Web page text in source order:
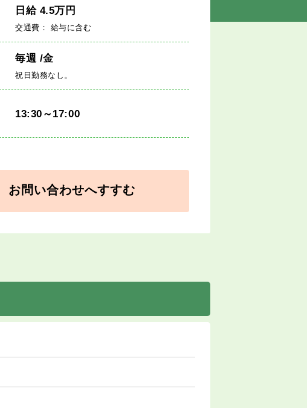
日給4.5万円
交通費： 給与に含む
毎週 /金
祝日勤務なし。
13:30～17:00
お問い合わせへすすむ